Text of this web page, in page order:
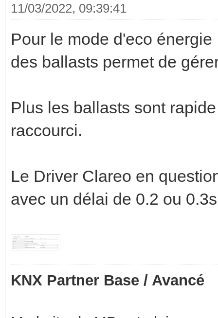
11/03/2022, 09:39:41
Pour le mode d'eco
des ballasts permet de
Plus les ballasts sont
raccourci.
Le Driver Clareo en
avec un délai de 0.2 ou
KNX Partner Base / Avancé